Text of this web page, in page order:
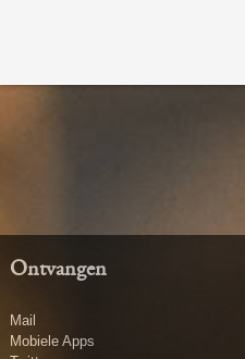
Ontvangen
Mail
Mobiele Apps